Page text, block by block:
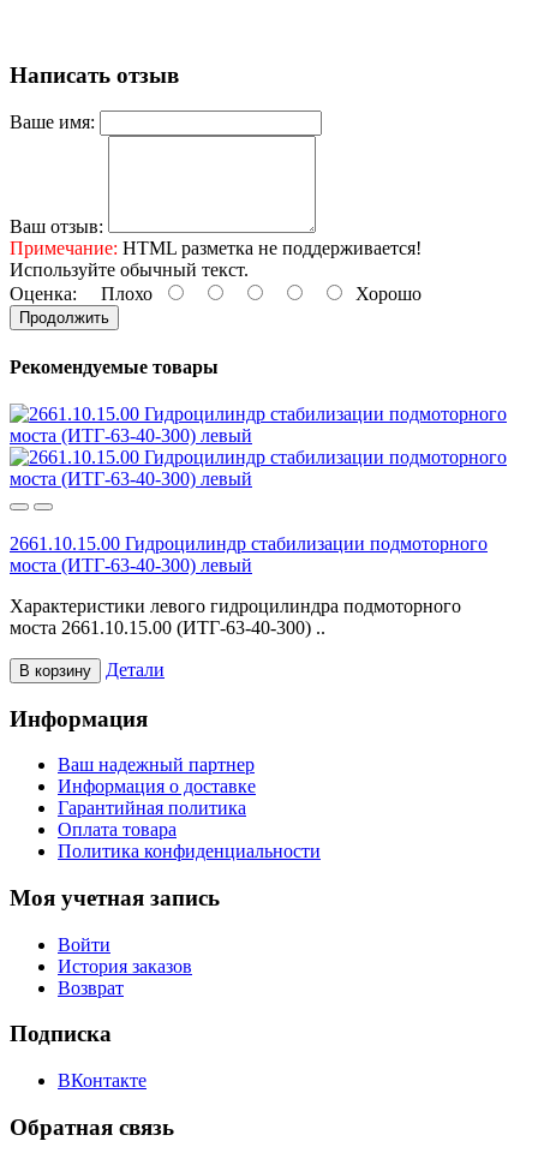
Написать отзыв
Ваше имя:
Ваш отзыв:
Примечание: HTML разметка не поддерживается!
Используйте обычный текст.
Оценка: Плохо Хорошо
Продолжить
Рекомендуемые товары
2661.10.15.00 Гидроцилиндр стабилизации подмоторного
моста (ИТГ-63-40-300) левый
Характеристики левого гидроцилиндра подмоторного
моста 2661.10.15.00 (ИТГ-63-40-300) ..
В корзину Детали
Информация
Ваш надежный партнер
Информация о доставке
Гарантийная политика
Оплата товара
Политика конфиденциальности
Моя учетная запись
Войти
История заказов
Возврат
Подписка
ВКонтакте
Обратная связь